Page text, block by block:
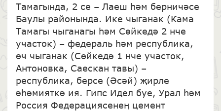
Тамагында, 2 се – Лаеш һәм берничәсе
Баулы районында. Ике чыганак (Кама
Тамагы чыганагы һәм Сөйкедә 2 нче
участок) – федераль һәм республика,
өч чыганак (Сөйкедә 1 нче участок,
Антоновка, Саескан тавы) –
республика, берсе (Әсәй) җирле
әһәмияткә ия. Гипс Идел буе, Урал һәм
Россия Федерациясенең цемент